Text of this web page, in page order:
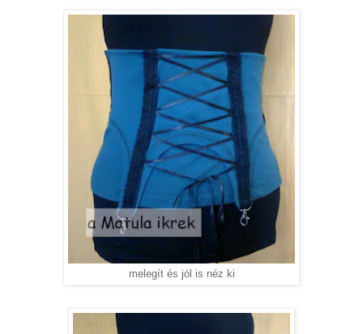
melegít és jól is néz ki